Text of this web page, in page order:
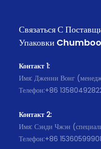
Связаться С
Упаковки
Контакт 1:
Имя: Дженни Вонг
Телефон:+86
Контакт 2:
Имя: Сэнди Чжэн
Телефон:+86